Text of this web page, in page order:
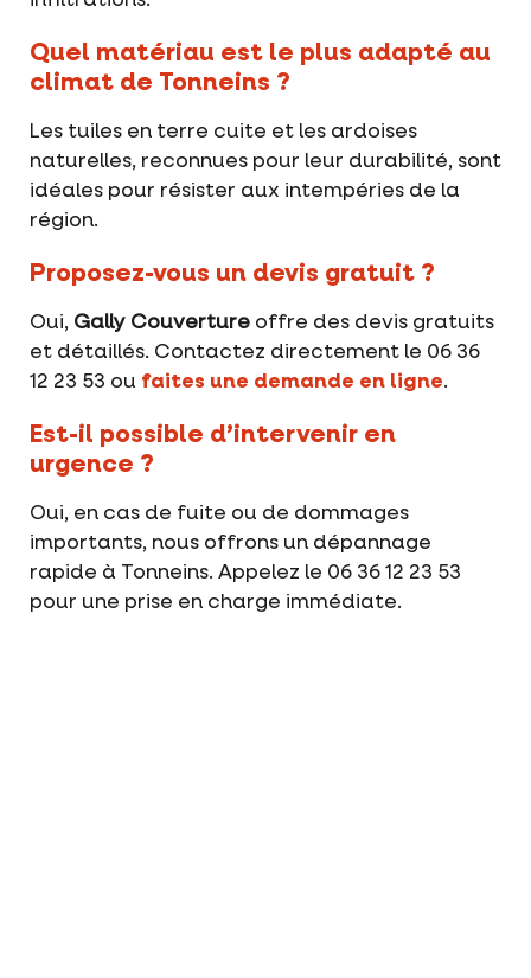
Quel matériau est le plus adapté au
climat de Tonneins ?
Les tuiles en terre cuite et les ardoises
naturelles, reconnues pour leur durabilité, sont
idéales pour résister aux intempéries de la
région.
Proposez-vous un devis gratuit ?
Oui, Gally Couverture offre des devis gratuits
et détaillés. Contactez directement le 06 36
12 23 53 ou faites une demande en ligne.
Est-il possible d’intervenir en
urgence ?
Oui, en cas de fuite ou de dommages
importants, nous offrons un dépannage
rapide à Tonneins. Appelez le 06 36 12 23 53
pour une prise en charge immédiate.